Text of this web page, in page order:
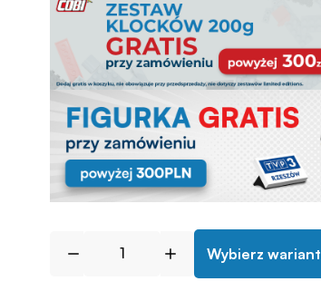
Wybierz wariant